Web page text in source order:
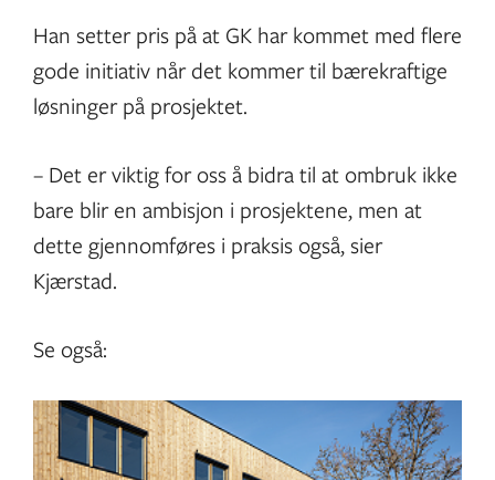
Han setter pris på at GK har kommet med flere
gode initiativ når det kommer til bærekraftige
løsninger på prosjektet.
– Det er viktig for oss å bidra til at ombruk ikke
bare blir en ambisjon i prosjektene, men at
dette gjennomføres i praksis også, sier
Kjærstad.
Se også: